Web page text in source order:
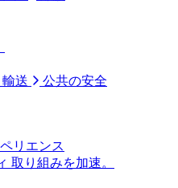
輸送 公共の安全
リエンス
取り組みを加速。